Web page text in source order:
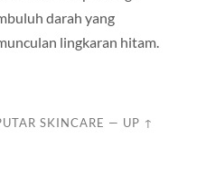
darah yang
lingkaran hitam.
SKINCARE — UP ↑